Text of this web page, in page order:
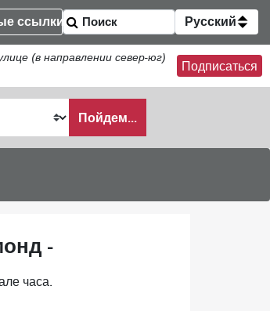
ссылки Русский
(в направлении север-юг)
Подписаться
Пойдем...
-
часа.